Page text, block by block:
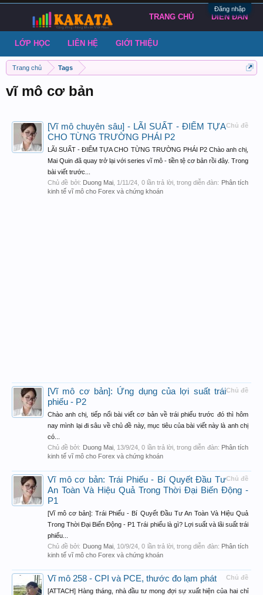
Đăng nhập
Trang chủ Tags
vĩ mô cơ bản
Chủ đề
[Vĩ mô chuyên sâu] - LÃI SUẤT - ĐIỂM TỰA
CHO TỪNG TRƯỜNG PHÁI P2
LÃI SUẤT - ĐIỂM TỰA CHO TỪNG TRƯỜNG PHÁI P2 Chào anh chị,
Mai Quin đã quay trở lại với series vĩ mô - tiền tệ cơ bản rồi đây. Trong
bài viết trước...
Chủ đề bởi: Duong Mai 1/11/24 , 0 lần trả lời, trong diễn đàn: Phân tích
kinh tế vĩ mô cho Forex và chứng khoán
Chủ đề
[Vĩ mô cơ bản]: Ứng dụng của lợi suất trái
phiếu - P2
Chào anh chị, tiếp nối bài viết cơ bản về trái phiếu trước đó thì hôm
nay mình lại đi sâu về chủ đề này, mục tiêu của bài viết này là anh chị
có...
Chủ đề bởi: Duong Mai, 13/9/24 , 0 lần trả lời, trong diễn đàn: Phân tích
kinh tế vĩ mô cho Forex và chứng khoán
Chủ đề
Vĩ mô cơ bản: Trái Phiếu - Bí Quyết Đầu Tư
An Toàn Và Hiệu Quả Trong Thời Đại Biến Động -
P1
[Vĩ mô cơ bản]: Trái Phiếu - Bí Quyết Đầu Tư An Toàn Và Hiệu Quả
Trong Thời Đại Biến Động - P1 Trái phiếu là gì? Lợi suất và lãi suất trái
phiếu...
Chủ đề bởi: Duong Mai, 10/9/24 , 0 lần trả lời, trong diễn đàn: Phân tích
kinh tế vĩ mô cho Forex và chứng khoán
Chủ đề
Vĩ mô 258 - CPI và PCE, thước đo lạm phát
[ATTACH] Hàng tháng, nhà đầu tư mong đợi sự xuất hiện của hai chỉ
TRANG CHỦ DIỄN ĐÀN
LỚP HỌC LIÊN HỆ GIỚI THIỆU